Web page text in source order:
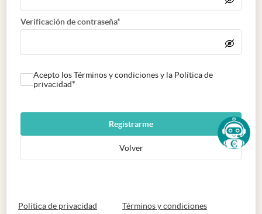
Verificación de contraseña*
Acepto los Términos y condiciones y la Política de
privacidad*
Registrarme
Volver
Política de privacidad abre en nueva pestaña
Términos y condicionesabre en nueva